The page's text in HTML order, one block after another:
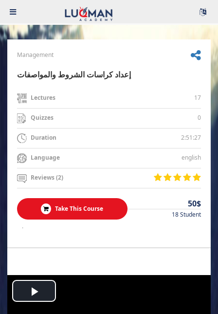
Management
إعداد كراسات الشروط والمواصفات
Lectures 17
Quizzes 0
Duration 2:51:27
Language english
Reviews (2)
Take This Course 50$
18 Student
.
Play